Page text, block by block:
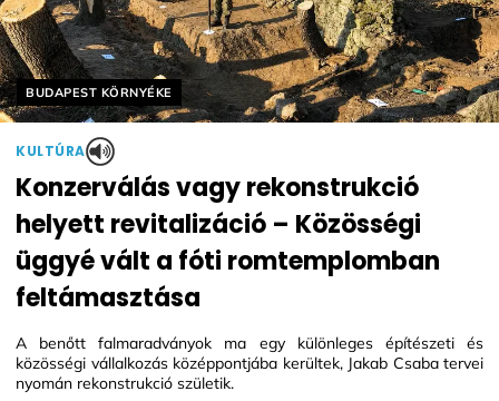
Helyszín címkék:
BUDAPEST KÖRNYÉKE
KULTÚRA
Konzerválás vagy rekonstrukció
helyett revitalizáció – Közösségi
üggyé vált a fóti romtemplomban
feltámasztása
A benőtt falmaradványok ma egy különleges építészeti és
közösségi vállalkozás középpontjába kerültek, Jakab Csaba tervei
nyomán rekonstrukció születik.